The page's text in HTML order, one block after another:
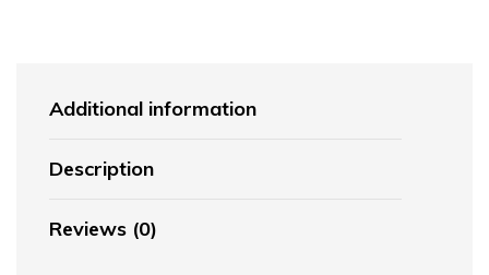
Additional information
Description
Reviews (0)